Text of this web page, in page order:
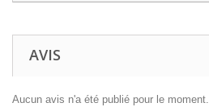
AVIS
Aucun avis n'a été publié pour le moment.